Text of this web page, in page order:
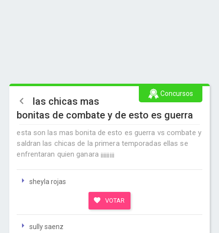
Concursos
las chicas mas
bonitas de combate y de esto es guerra
esta son las mas bonita de esto es guerra vs combate y
saldran las chicas de la primera temporadas ellas se
enfrentaran quien ganara ¡¡¡¡¡¡¡¡¡
sheyla rojas
VOTAR
sully saenz